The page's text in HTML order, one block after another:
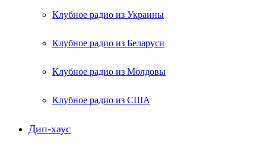
Клубное радио из Украины
Клубное радио из Беларуси
Клубное радио из Молдовы
Клубное радио из США
Дип-хаус